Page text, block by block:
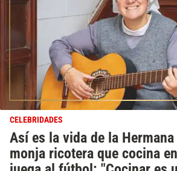
CELEBRIDADES
Así es la vida de la
monja ricotera que cocina